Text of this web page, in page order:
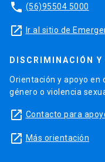
phone (56)95504 5000
launch Ir al sitio de
DISCRIMINACIÓN
Orientación y apoyo en
género o violencia
launch Contacto para
launch Más orientación